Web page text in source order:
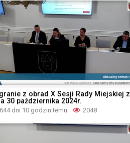
z obrad X Sesji Rady Miejskiej z
30 października 2024r.
644 dni 10 godzin temu 2048